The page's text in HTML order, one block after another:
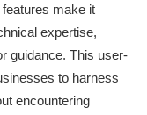
make it
expertise,
guidance. This user-
to harness
encountering